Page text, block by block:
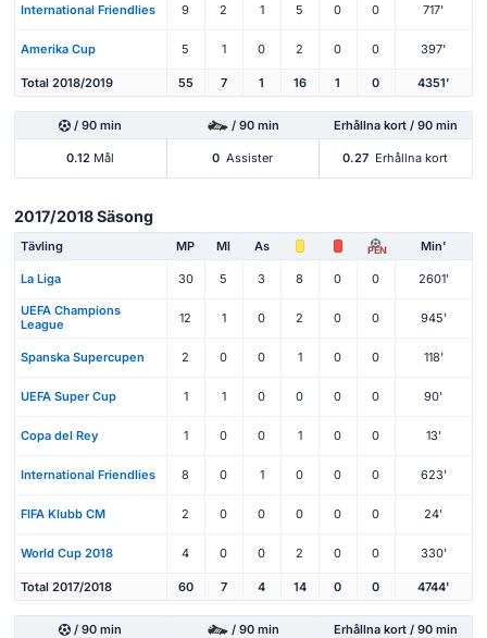
International Friendlies 9 2 1 5 0 0 717'
Amerika Cup 5 1 0 2 0 0 397'
Total 2018/2019 55 7 1 16 1 0 4351'
/ 90 min / 90 min Erhållna kort / 90 min
0.12 Mål 0 Assister 0.27 Erhållna kort
2017/2018 Säsong
Tävling MP Ml As PEN Min'
La Liga 30 5 3 8 0 0 2601'
UEFA Champions
League
12 1 0 2 0 0 945'
Spanska Supercupen 2 0 0 1 0 0 118'
UEFA Super Cup 1 1 0 0 0 0 90'
Copa del Rey 1 0 0 1 0 0 13'
International Friendlies 8 0 1 0 0 0 623'
FIFA Klubb CM 2 0 0 0 0 0 24'
World Cup 2018 4 0 0 2 0 0 330'
Total 2017/2018 60 7 4 14 0 0 4744'
/ 90 min / 90 min Erhållna kort / 90 min